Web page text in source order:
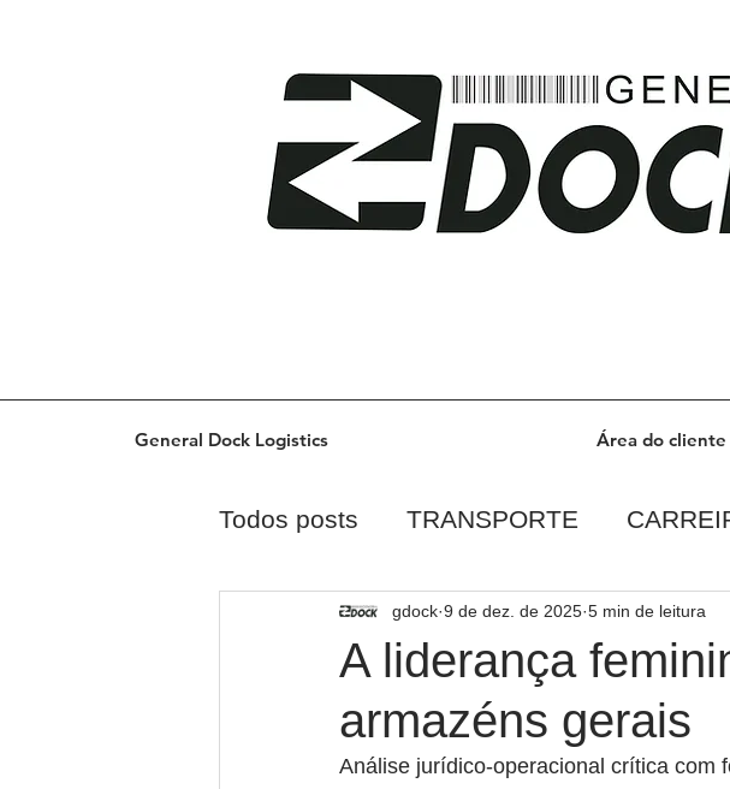
General Dock Logistics Área do cliente
Todos posts TRANSPORTE
TECNOLOGIA
A liderança
armazéns gerais
gdock 9 de dez. de 2025 5 min de leitura
Análise jurídico-operacional crítica com